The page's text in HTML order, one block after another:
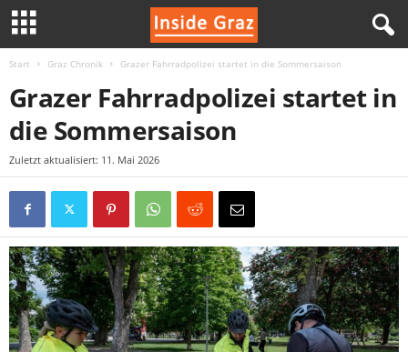
Start Graz Chronik Grazer Fahrradpolizei startet in die Sommersaison
Grazer Fahrradpolizei startet in
die Sommersaison
Zuletzt aktualisiert: 11. Mai 2026